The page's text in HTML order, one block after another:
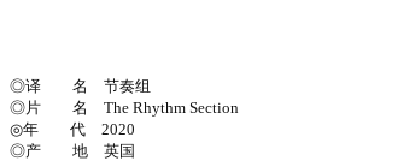
◎译 名 节奏组
◎片 名 The Rhythm Section
◎年 代 2020
◎产 地 英国